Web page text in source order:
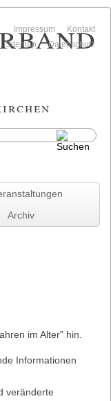
Archiv
Kontakt
Impressum
Datenschutz
Sitemap
im Alter" hin.
Informationen
veränderte